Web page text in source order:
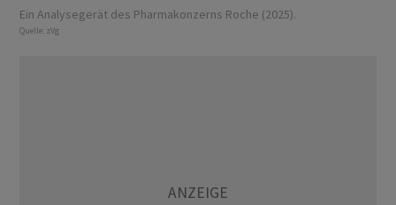
Ein Analysegerät des Pharmakonzerns Roche (2025).
Quelle: zVg